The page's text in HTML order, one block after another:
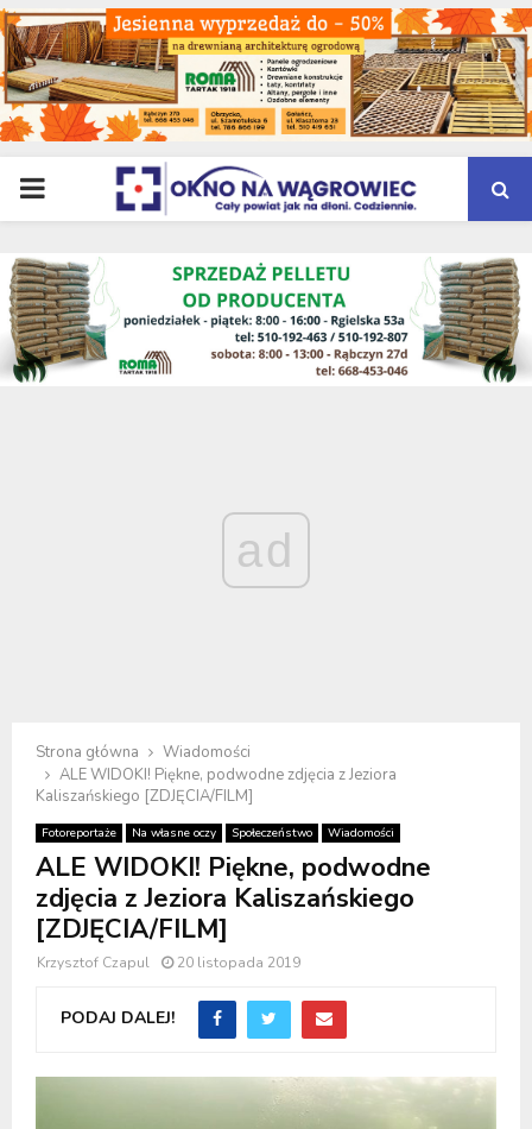
PRIMARY
MENU
ad
Strona główna
Wiadomości
ALE WIDOKI! Piękne, podwodne zdjęcia z Jeziora
Kaliszańskiego [ZDJĘCIA/FILM]
Fotoreportaże Na własne oczy Społeczeństwo Wiadomości
ALE WIDOKI! Piękne, podwodne
zdjęcia z Jeziora Kaliszańskiego
[ZDJĘCIA/FILM]
Krzysztof Czapul 20 listopada 2019
PODAJ DALEJ!